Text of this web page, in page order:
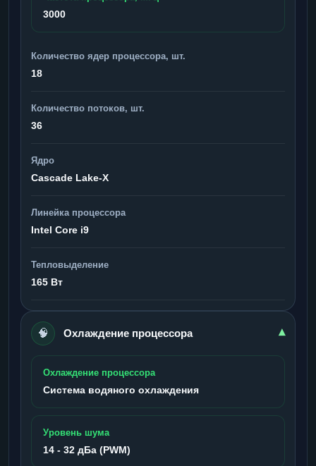
3000
Количество ядер процессора, шт.
18
Количество потоков, шт.
36
Ядро
Cascade Lake-X
Линейка процессора
Intel Core i9
Тепловыделение
165 Вт
🧠 Охлаждение процессора ▾
Охлаждение процессора
Система водяного охлаждения
Уровень шума
14 - 32 дБа (PWM)